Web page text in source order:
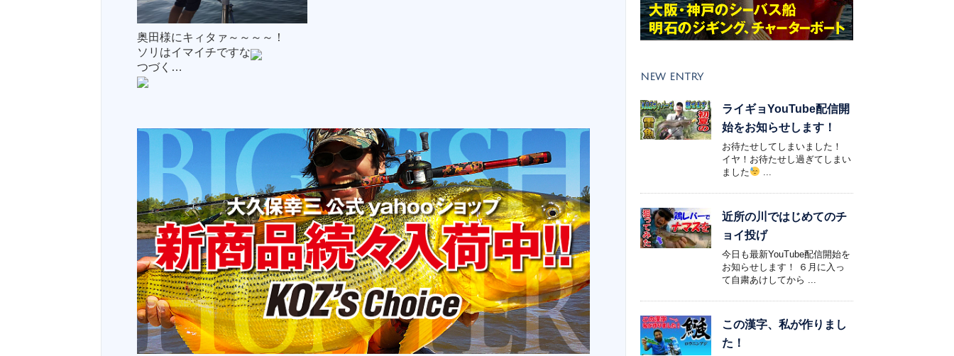
奥田様にキィタァ～～～～！
ソリはイマイチですな
つづく…
NEW ENTRY
ライギョYouTube配信開
始をお知らせします！
お待たせしてしまいました！
イヤ！お待たせし過ぎてしまい
ました
...
近所の川ではじめてのチ
ョイ投げ
今日も最新YouTube配信開始を
お知らせします！ ６月に入っ
て自粛あけしてから ...
この漢字、私が作りまし
た！